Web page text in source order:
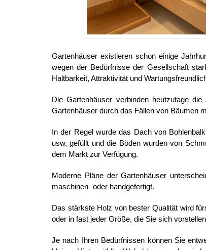
Gartenhäuser existieren schon einige
wegen der Bedürfnisse der Gesellschaft
Haltbarkeit, Attraktivität und
DieGartenhäuser verbinden heutzutage
Gartenhäuser durch das Fällen von Bäumen
In der Regel wurde das Dach von
usw. gefüllt und die Böden wurden von
dem Markt zur Verfügung.
Moderne Pläne der Gartenhäuser
maschinen- oder handgefertigt.
Das stärkste Holz von bester Qualität wird
oder in fast jeder Größe, die Sie sich
Je nach Ihren Bedürfnissen können Sie